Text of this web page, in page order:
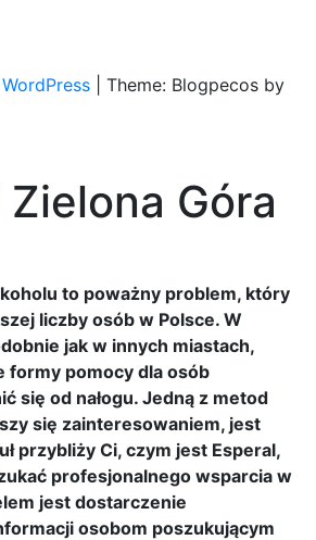
Theme: Blogpecos by
Zielona Góra
to poważny problem, który
liczby osób w Polsce. W
jak w innych miastach,
formy pomocy dla osób
się od nałogu. Jedną z metod
się zainteresowaniem, jest
przybliży Ci, czym jest Esperal,
profesjonalnego wsparcia w
jest dostarczenie
osobom poszukującym